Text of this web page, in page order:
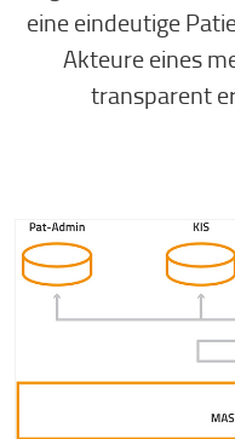
eine eindeutige
Akteure eines
transparent